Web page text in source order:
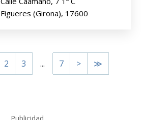
Figueres (Girona), 17600
2 3 ... 7 > ≫
Publicidad